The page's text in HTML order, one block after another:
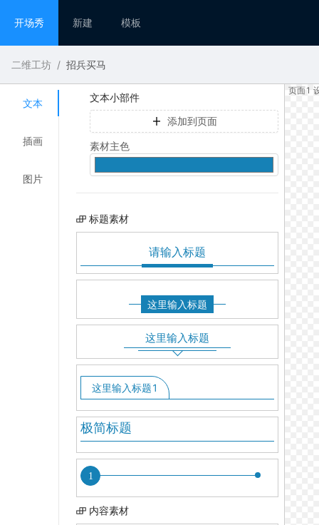
开场秀 新建 模板
二维工坊 / 招兵买马
文本
插画
图片
文本小部件
添加到页面
素材主色
标题素材
请输入标题
这里输入标题
这里输入标题
这里输入标题1
极简标题
1
内容素材
页面1